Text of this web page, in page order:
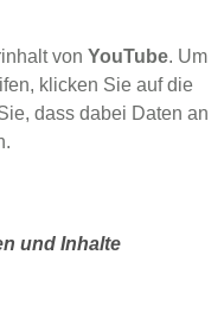
von YouTube. Um
klicken Sie auf die
dass dabei Daten an
und Inhalte